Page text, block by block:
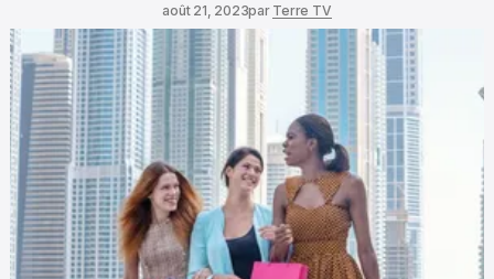
août 21, 2023par Terre TV